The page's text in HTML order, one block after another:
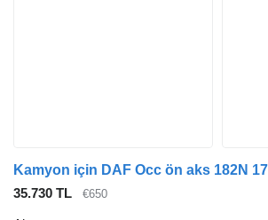
Kamyon için DAF Occ ön aks 182N
35.730 TL
€650